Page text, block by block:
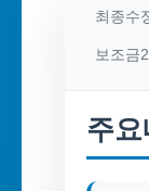
최종수
보조금
주